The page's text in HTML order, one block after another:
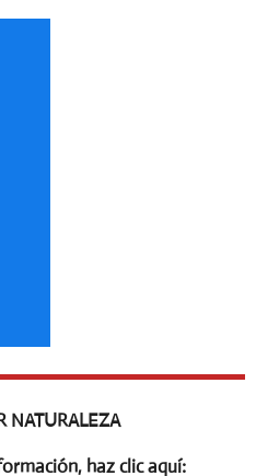
NATURALEZA
haz clic aquí: